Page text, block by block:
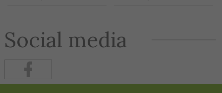
Social media